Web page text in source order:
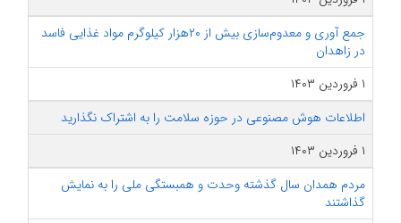
جمع آوری و معدوم‌سازی بیش از ۲۰هزار کیلوگرم مواد غذایی فاسد
در زاهدان
۱ فروردین ۱۴۰۳
اطلاعات هوش مصنوعی در حوزه سلامت را به اشتراک نگذارید
۱ فروردین ۱۴۰۳
مردم همدان سال گذشته وحدت و همبستگی ملی را به نمایش
گذاشتند